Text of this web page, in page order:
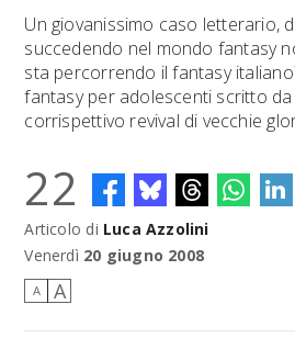
CHRIS MCKENNA ERIK SOMMERS
Un giovanissimo caso letterario,
succedendo nel mondo fantasy
sta percorrendo il fantasy
fantasy per adolescenti scritto
corrispettivo revival di vecchie
22
Articolo di Luca Azzolini
Venerdì 20 giugno 2008
A A